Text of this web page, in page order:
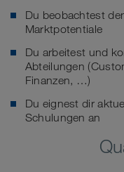
Du beobachtest
Marktpotentiale
Du arbeitest und
Abteilungen
Finanzen, …)
Du eignest dir
Schulungen an